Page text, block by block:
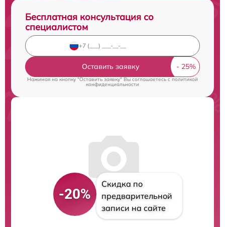
Бесплатная консультация со
специалистом
Оставить заявку
Нажимая на кнопку "Оставить заявку" Вы соглашаетесь cполитикой
конфиденциальности
-20%
Скидка по
предварительной
записи на сайте